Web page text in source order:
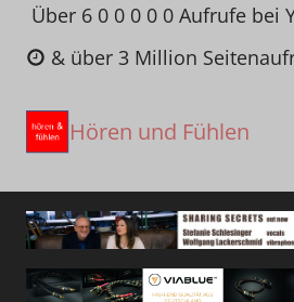
Zum
Inhalt
springen
Über 6 0 0 0 0 0 Aufrufe bei
& über 3 Million
Hören und Fühlen